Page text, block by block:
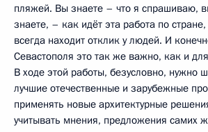
пляжей. Вы знаете – что я спрашиваю,
знаете, – как идёт эта работа по
всегда находит отклик у людей. И
Севастополя это так же важно, как и
В ходе этой работы, безусловно, нужно
лучшие отечественные и зарубежные
применять новые архитектурные
учитывать мнения, предложения самих